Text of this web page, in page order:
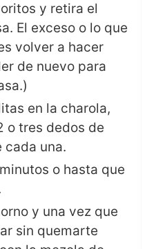
y retira el
El exceso o lo que
volver a hacer
de nuevo para
en la charola,
o tres dedos de
cada una.
o hasta que
y una vez que
sin quemarte